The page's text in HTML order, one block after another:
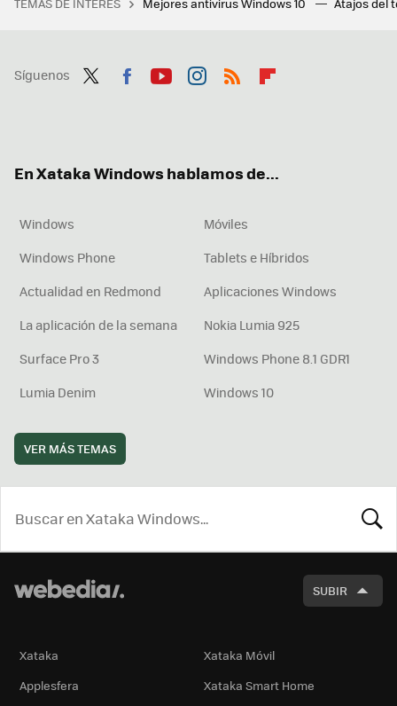
Síguenos
En Xataka Windows hablamos de...
Windows
Móviles
Windows Phone
Tablets e Híbridos
Actualidad en Redmond
Aplicaciones Windows
La aplicación de la semana
Nokia Lumia 925
Surface Pro 3
Windows Phone 8.1 GDR1
Lumia Denim
Windows 10
VER MÁS TEMAS
SUBIR
Xataka
Xataka Móvil
Applesfera
Xataka Smart Home